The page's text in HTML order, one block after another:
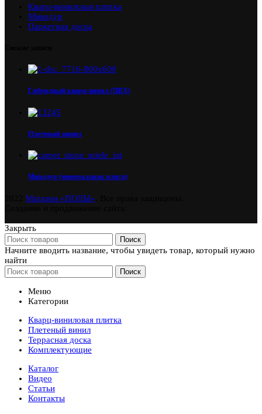
Кварц-виниловая плитка
Микодур
Паркетная доска
Гибридный кварц-винил (ПВХ)
Плетеный винил
Микодур (минеральная плита)
Магазин «ПОЛЫ»
Закрыть
Поиск
Начните вводить название, чтобы увидеть товар, который нужно
найти
Поиск
Меню
Категории
Кварц-виниловая плитка
Плетеный винил
Террасная доска
Комплектующие
Каталог
Видео
Статьи
Контакты